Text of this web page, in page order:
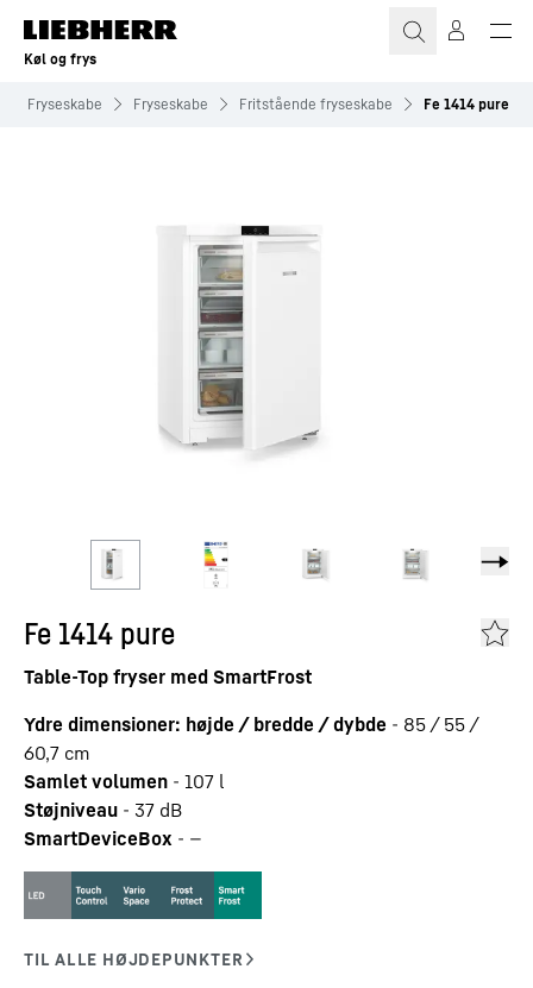
Køl og frys
Fryseskabe Fryseskabe Fritstående fryseskabe Fe 1414 pure
Fe 1414 pure
Table-Top fryser med SmartFrost
Ydre dimensioner: højde / bredde / dybde - 85 / 55 /
60,7 cm
Samlet volumen - 107 l
Støjniveau - 37 dB
SmartDeviceBox - —